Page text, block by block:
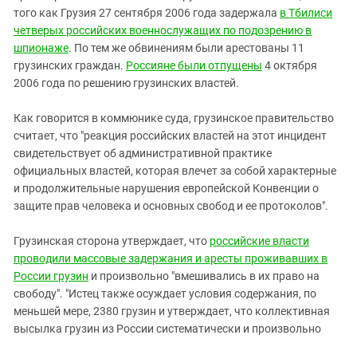
Ростовская область
Северная Осетия - Алания
СКФО
Чечня
Южная Осетия
Южный Кавказ
ЮФО
того как Грузия 27 сентября 2006 года задержала в Тбилиси
четверых российских военнослужащих по подозрению в
шпионаже. По тем же обвинениям были арестованы 11
грузинских граждан. Россияне были отпущены 4 октября
2006 года по решению грузинских властей.
Как говорится в коммюнике суда, грузинское правительство
считает, что "реакция российских властей на этот инцидент
свидетельствует об административной практике
официальных властей, которая влечет за собой характерные
и продолжительные нарушения европейской Конвенции о
защите прав человека и основных свобод и ее протоколов".
Грузинская сторона утверждает, что российские власти
проводили массовые задержания и аресты проживавших в
России грузин и произвольно "вмешивались в их право на
свободу". "Истец также осуждает условия содержания, по
меньшей мере, 2380 грузин и утверждает, что коллективная
высылка грузин из России систематически и произвольно